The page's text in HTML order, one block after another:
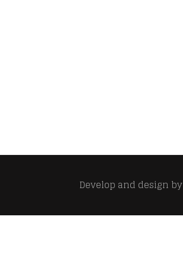
Develop and design by